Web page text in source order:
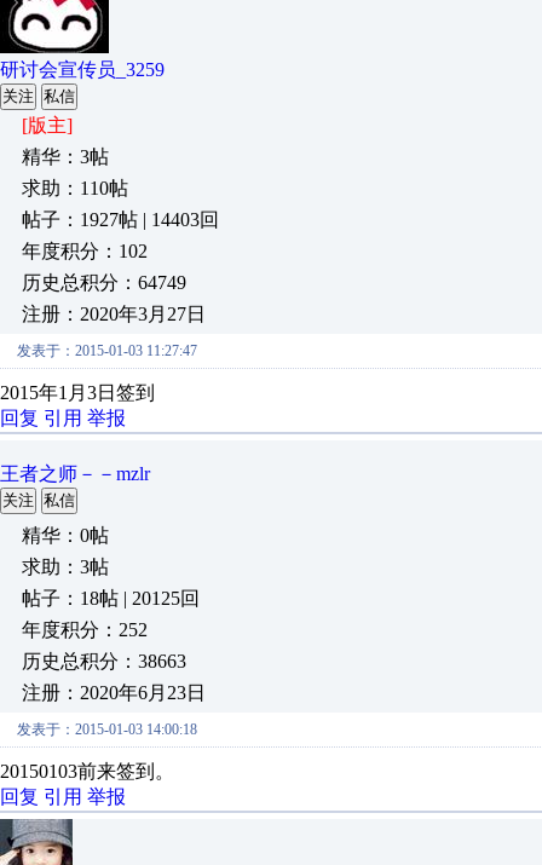
研讨会宣传员_3259
关注 私信
[版主]
精华：3帖
求助：110帖
帖子：1927帖 | 14403回
年度积分：102
历史总积分：64749
注册：2020年3月27日
发表于：2015-01-03 11:27:47
2015年1月3日签到
回复 引用 举报
王者之师－－mzlr
关注 私信
精华：0帖
求助：3帖
帖子：18帖 | 20125回
年度积分：252
历史总积分：38663
注册：2020年6月23日
发表于：2015-01-03 14:00:18
20150103前来签到。
回复 引用 举报